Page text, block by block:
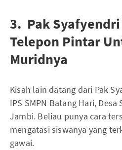
3. Pak
Telepon Pintar
Muridnya
Kisah lain datang dari Pak
IPS SMPN Batang Hari,
Jambi. Beliau punya cara
mengatasi siswanya yang
gawai.